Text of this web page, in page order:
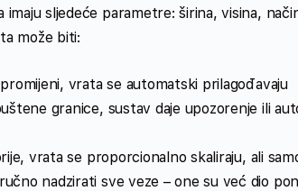
imaju sljedeće parametre: širina, visina,
može biti:
vrata se automatski prilagođavaju
granice, sustav daje upozorenje ili
vrata se proporcionalno skaliraju, ali
nadzirati sve veze – one su već dio